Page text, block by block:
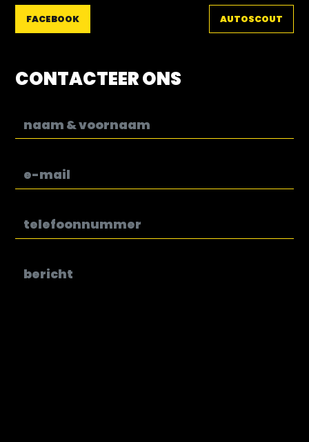
FACEBOOK AUTOSCOUT
CONTACTEER ONS